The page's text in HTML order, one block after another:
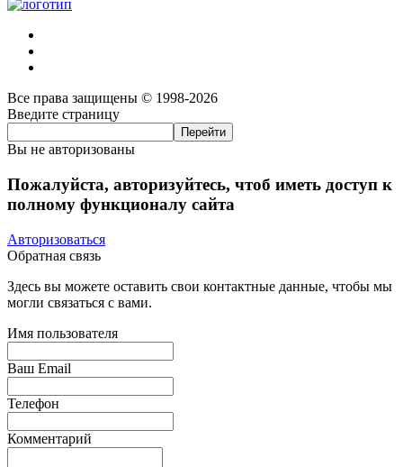
Все права защищены © 1998-2026
Введите страницу
Вы не авторизованы
Пожалуйста, авторизуйтесь, чтоб иметь доступ к
полному функционалу сайта
Авторизоваться
Обратная связь
Здесь вы можете оставить свои контактные данные, чтобы мы
могли связаться с вами.
Имя пользователя
Ваш Email
Телефон
Комментарий